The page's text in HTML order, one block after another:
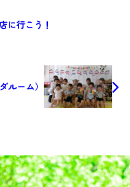
に行こう！
ルーム）